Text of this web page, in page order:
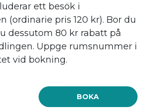
ett besök i
(ordinarie pris 120 kr). Bor du
dessutom 80 kr rabatt på
Uppge rumsnummer i
vid bokning.
BOKA